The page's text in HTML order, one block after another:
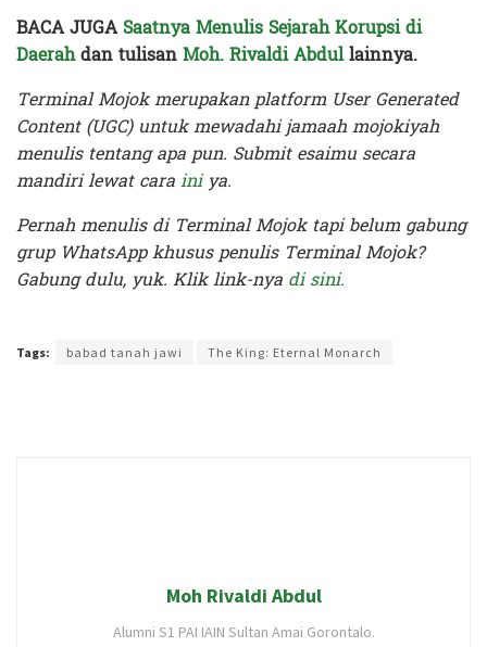
BACA JUGA Saatnya Menulis Sejarah Korupsi di
Daerahdan tulisanMoh. Rivaldi Abdullainnya.
Terminal Mojok merupakan platform User Generated
Content (UGC) untuk mewadahi jamaah mojokiyah
menulis tentang apa pun. Submit esaimu secara
mandiri lewat carainiya.
Pernah menulis di Terminal Mojok tapi belum gabung
grup WhatsApp khusus penulis Terminal Mojok?
Gabung dulu, yuk. Klik link-nya di sini.
Tags: babad tanah jawi The King: Eternal Monarch
Moh Rivaldi Abdul
Alumni S1 PAI IAIN Sultan Amai Gorontalo.